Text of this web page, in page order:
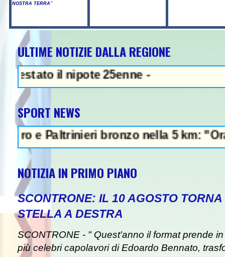
NOSTRA TERRA”
ULTIME NOTIZIE DALLA REGIONE
25enne -
SPORT NEWS
bronzo nella 5 km: "Ora ci
NOTIZIA IN PRIMO PIANO
SCONTRONE: IL 10 AGOSTO
STELLA A DESTRA
SCONTRONE - " Quest'anno il format prende
più celebri capolavori di Edoardo Bennato,
NEWS IN EVIDENZA -